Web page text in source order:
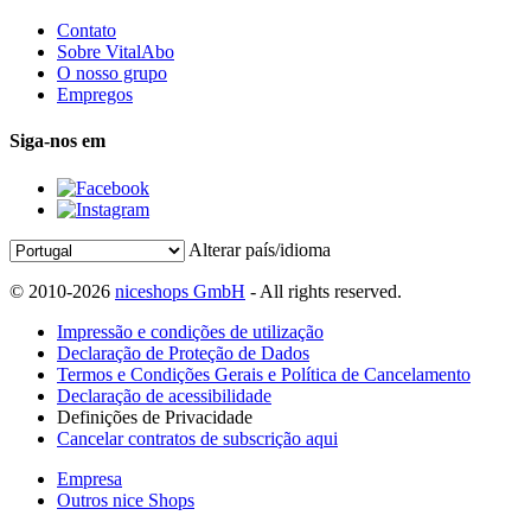
Contato
Sobre VitalAbo
O nosso grupo
Empregos
Siga-nos em
Alterar país/idioma
© 2010-2026 niceshops GmbH - All rights reserved.
Impressão e condições de utilização
Declaração de Proteção de Dados
Termos e Condições Gerais e Política de Cancelamento
Declaração de acessibilidade
Definições de Privacidade
Cancelar contratos de subscrição aqui
Empresa
Outros nice Shops